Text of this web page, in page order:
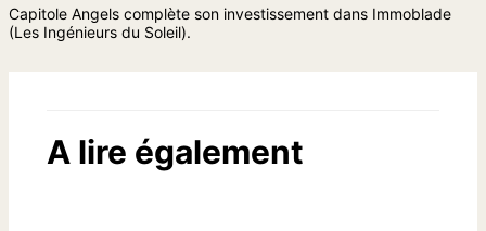
Capitole Angels complète son investissement dans Immoblade
(Les Ingénieurs du Soleil).
A lire également